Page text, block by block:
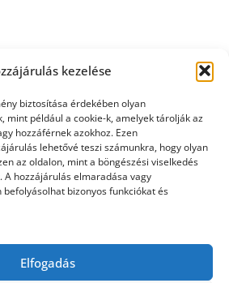
kezelése
biztosítása érdekében olyan
mint például a cookie-k, amelyek tárolják az
hozzáférnek azokhoz. Ezen
lehetővé teszi számunkra, hogy olyan
az oldalon, mint a böngészési viselkedés
A hozzájárulás elmaradása vagy
bizonyos funkciókat és
Elfogadás